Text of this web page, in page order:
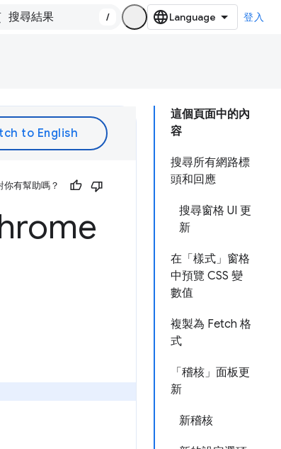
/ 登入
這個頁面中的內
容
搜尋所有網路標
頭和回應
搜尋窗格 UI 更
新
在「樣式」窗格
中預覽 CSS 變
數值
複製為 Fetch 格
式
「稽核」面板更
新
新稽核
你有幫助嗎？